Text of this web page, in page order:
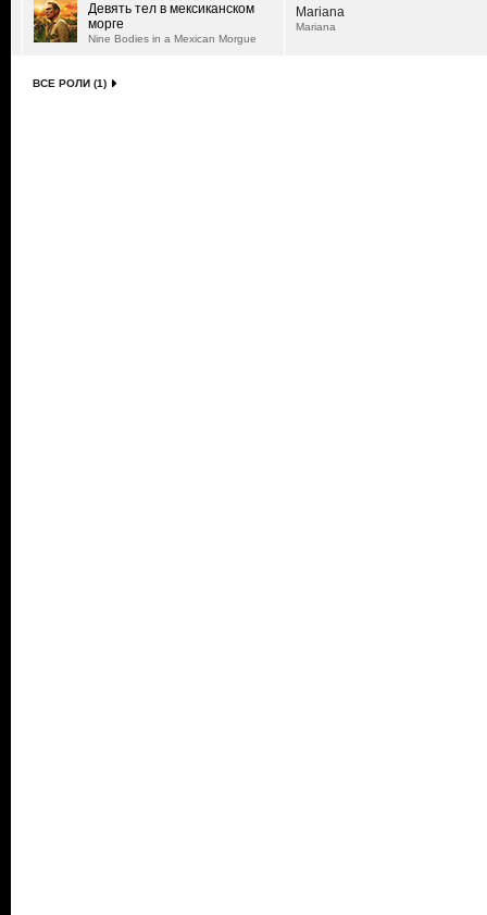
Девять тел в мексиканском
морге
Nine Bodies in a Mexican Morgue
Mariana
Mariana
ВСЕ РОЛИ (1)